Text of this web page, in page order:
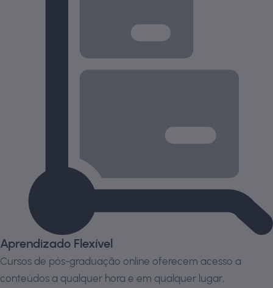
Aprendizado Flexível
Cursos de pós-graduação online oferecem acesso a
conteúdos a qualquer hora e em qualquer lugar,